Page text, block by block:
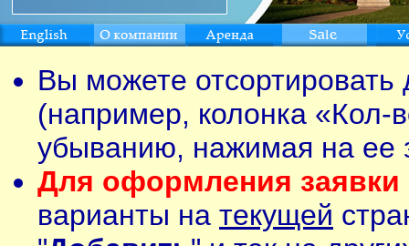
Вы можете
(например, колонка «Кол-
убыванию, нажимая на ее
Для оформления заявки
варианты на текущей